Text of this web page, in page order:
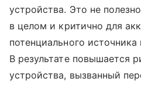
устройства. Это не
в целом и критично для
потенциального источника
В результате повышается
устройства, вызванный